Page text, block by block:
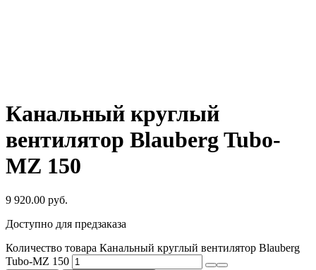
Канальный круглый
вентилятор Blauberg Tubo-
МZ 150
9 920.00 руб.
Доступно для предзаказа
Количество товара Канальный круглый вентилятор Blauberg
Tubo-МZ 150